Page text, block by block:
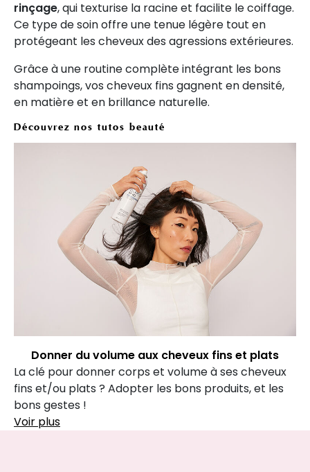
rinçage, qui texturise la racine et facilite le coiffage.
Ce type de soin offre une tenue légère tout en
protégeant les cheveux des agressions extérieures.
Grâce à une routine complète intégrant les bons
shampoings, vos cheveux fins gagnent en densité,
en matière et en brillance naturelle.
Découvrez nos tutos beauté
Donner du volume aux cheveux fins et plats
La clé pour donner corps et volume à ses cheveux
fins et/ou plats ? Adopter les bons produits, et les
bons gestes !
Voir plus